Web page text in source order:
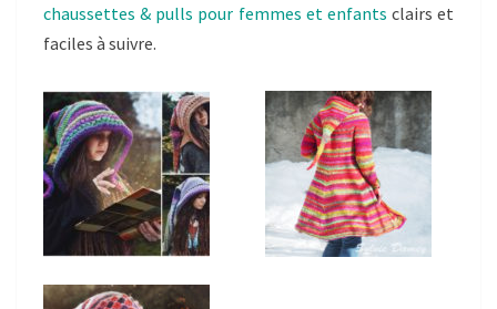
chaussettes & pulls pour femmes et enfants clairs et
faciles à suivre.